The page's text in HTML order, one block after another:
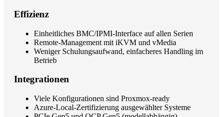
Effizienz
Einheitliches BMC/IPMI-Interface auf allen Serien
Remote-Management mit iKVM und vMedia
Weniger Schulungsaufwand, einfacheres Handling im
Betrieb
Integrationen
Viele Konfigurationen sind Proxmox-ready
Azure-Local-Zertifizierung ausgewählter Systeme